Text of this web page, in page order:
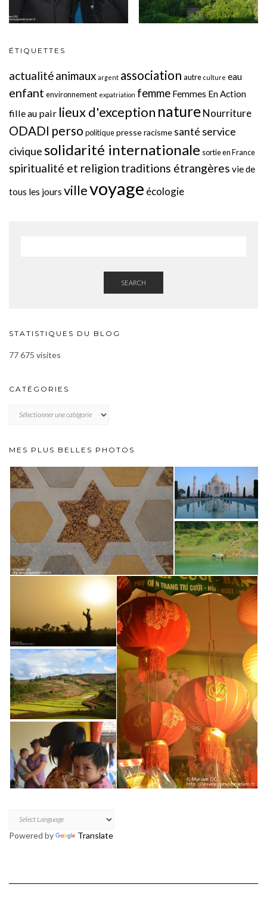
ÉTIQUETTES
actualitéanimaux argent association autre culture eau
enfant environnement expatriation femme Femmes En Action
fille au pair lieux d'exception natureNourriture
ODADI perso politiquepresseracisme santé service
civiquesolidarité internationale sortie en France
spiritualité et religion traditions étrangères vie de
tous les jours villevoyage écologie
SEARCH
STATISTIQUES DU BLOG
77 675 visites
CATÉGORIES
MES PLUS BELLES PHOTOS
Powered by Translate